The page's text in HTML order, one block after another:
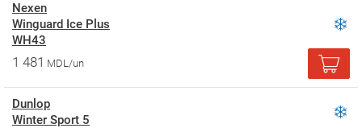
Nexen
Winguard Ice Plus
WH43
1 481 MDL/un
Dunlop
Winter Sport 5